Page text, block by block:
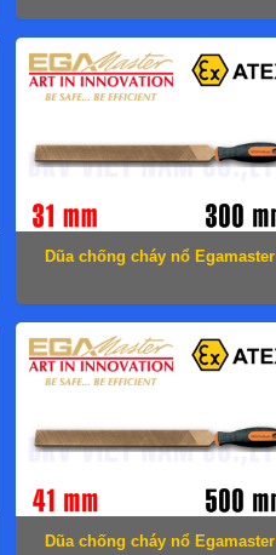
Dũa chống cháy nổ Egamaster
Dũa chống cháy nổ Egamaster